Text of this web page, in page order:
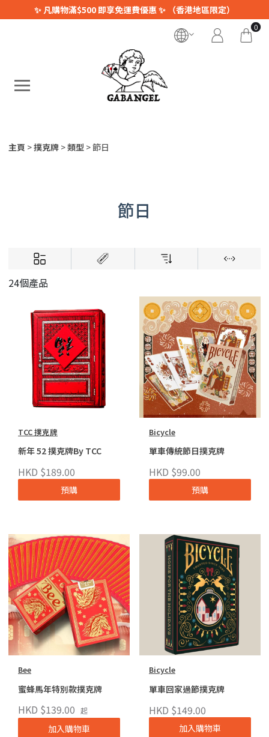
✨ 凡購物滿$500 即享免運費優惠 ✨ （香港地區限定）
0
主頁 撲克牌 類型 節日
節日
24個產品
TCC 撲克牌
新年 52 撲克牌By TCC
HKD $189.00
預購
Bicycle
單車傳統節日撲克牌
HKD $99.00
預購
Bee
蜜蜂馬年特別款撲克牌
HKD $139.00 起
加入購物車
Bicycle
單車回家過節撲克牌
HKD $149.00
加入購物車